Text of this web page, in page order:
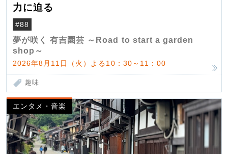
力に迫る
#88
夢が咲く 有吉園芸 ～Road to start a garden
shop～
2026年8月11日（火）よる10：30～11：00
趣味
エンタメ・音楽